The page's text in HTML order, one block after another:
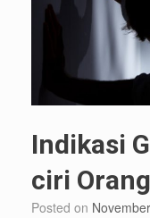
Indikasi
ciri
Posted on